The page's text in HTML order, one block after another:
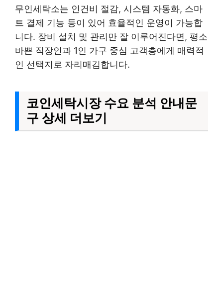
무인세탁소는 인건비 절감, 시스템 자동화, 스마
트 결제 기능 등이 있어 효율적인 운영이 가능합
니다. 장비 설치 및 관리만 잘 이루어진다면, 평소
바쁜 직장인과 1인 가구 중심 고객층에게 매력적
인 선택지로 자리매김합니다.
코인세탁시장 수요 분석 안내문
구 상세 더보기